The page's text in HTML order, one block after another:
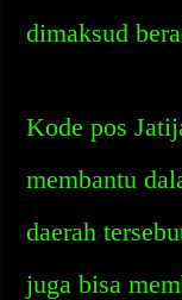
dimaksud
Kode pos
membantu
daerah
juga bisa